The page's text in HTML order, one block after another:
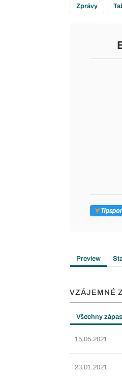
Zprávy
Preview
VZÁJEMNÉ
Všechny
15.05.2021
23.01.2021